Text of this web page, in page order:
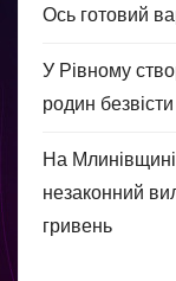
Ось готовий
У Рівному
родин
На Млинівщині
незаконний
гривень